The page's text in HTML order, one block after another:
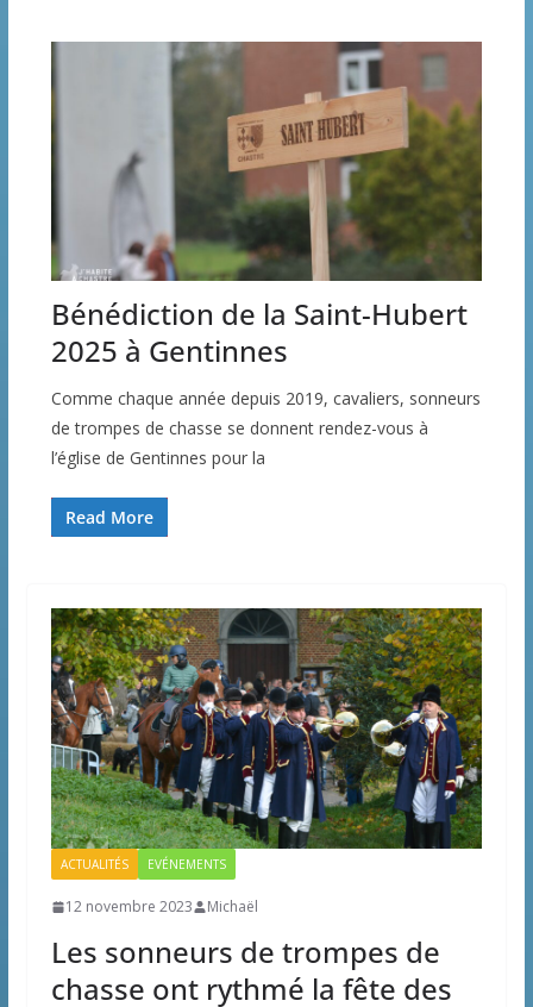
Bénédiction de la Saint-Hubert
2025 à Gentinnes
Comme chaque année depuis 2019, cavaliers, sonneurs
de trompes de chasse se donnent rendez-vous à
l’église de Gentinnes pour la
Read More
ACTUALITÉS EVÉNEMENTS
12 novembre 2023 Michaël
Les sonneurs de trompes de
chasse ont rythmé la fête des